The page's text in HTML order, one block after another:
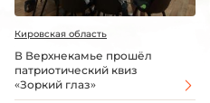
Кировская область
В Верхнекамье прошёл
патриотический квиз
«Зоркий глаз»